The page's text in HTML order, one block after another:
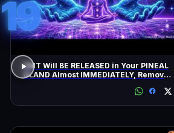
19
DMT Will BE RELEASED in Your PINEAL
GLAND Almost IMMEDIATELY, Remove